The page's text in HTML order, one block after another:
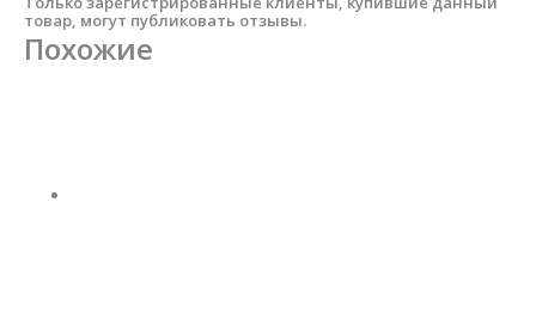
товар, могут публиковать отзывы.
Похожие